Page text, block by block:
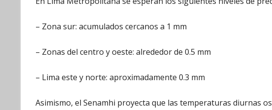
– Zona sur: acumulados cercanos a 1 mm
– Zonas del centro y oeste: alrededor de 0.5 mm
– Lima este y norte: aproximadamente 0.3 mm
Asimismo, el Senamhi proyecta que las temperaturas diurnas